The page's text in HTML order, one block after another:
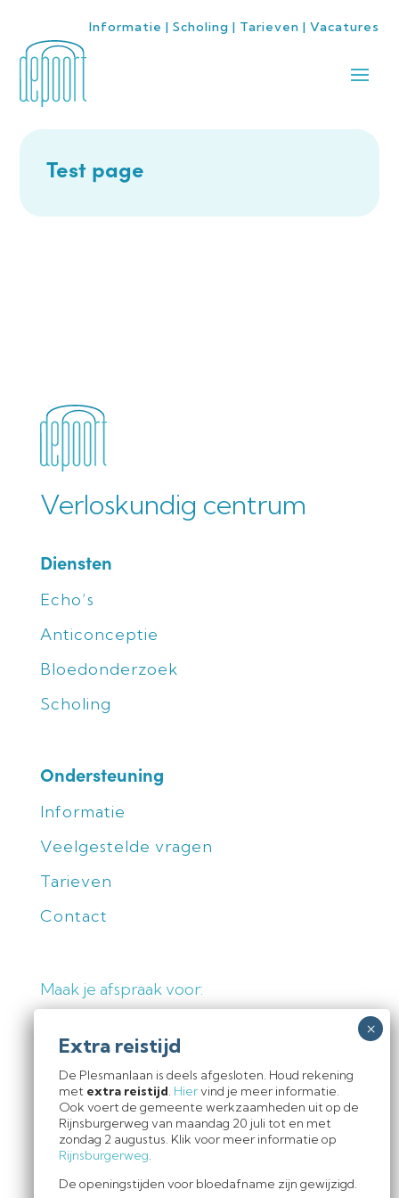
Informatie | Scholing | Tarieven | Vacatures
Test page
Verloskundig centrum
Diensten
Echo’s
Anticonceptie
Bloedonderzoek
Scholing
Ondersteuning
Informatie
Veelgestelde vragen
Tarieven
Contact
Maak je afspraak voor:
Medische echo's
Echo op verzoek
Klachtenregeling | Privacyverklaring
Disclaimer
De Plesmanlaan is deels afgesloten. Houd rekening
met extra reistijd. Hiervind je meer informatie.
Ook voert de gemeente werkzaamheden uit op de
Rijnsburgerweg van maandag 20 juli tot en met
zondag 2 augustus. Klik voor meer informatie op
Rijnsburgerweg.
De openingstijden voor bloedafname zijn gewijzigd.